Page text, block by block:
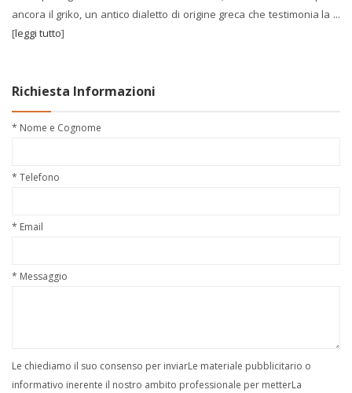
ancora il griko, un antico dialetto di origine greca che testimonia la ...
[leggi tutto]
Richiesta Informazioni
* Nome e Cognome
* Telefono
* Email
* Messaggio
Le chiediamo il suo consenso per inviarLe materiale pubblicitario o
informativo inerente il nostro ambito professionale per metterLa